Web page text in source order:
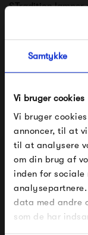
Samtykke
Vi bruger cookies
Vi bruger
annoncer, til at
til at analysere
om din brug af
inden for sociale
analysepartnere.
data med andre
som de har
&Tradition lamper
spændende
skaber bestemt
bløde kurver en
af os ofte søger.
FÅ 10%
Indtast din e-
mail.
rabatten.